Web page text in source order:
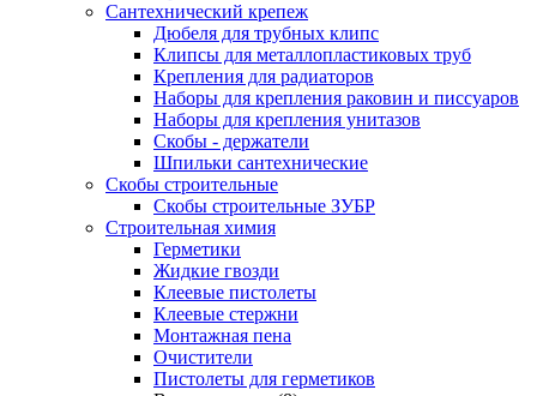
Сантехнический крепеж
Дюбеля для трубных клипс
Клипсы для металлопластиковых труб
Крепления для радиаторов
Наборы для крепления раковин и писсуаров
Наборы для крепления унитазов
Скобы - держатели
Шпильки сантехнические
Скобы строительные
Скобы строительные ЗУБР
Строительная химия
Герметики
Жидкие гвозди
Клеевые пистолеты
Клеевые стержни
Монтажная пена
Очистители
Пистолеты для герметиков